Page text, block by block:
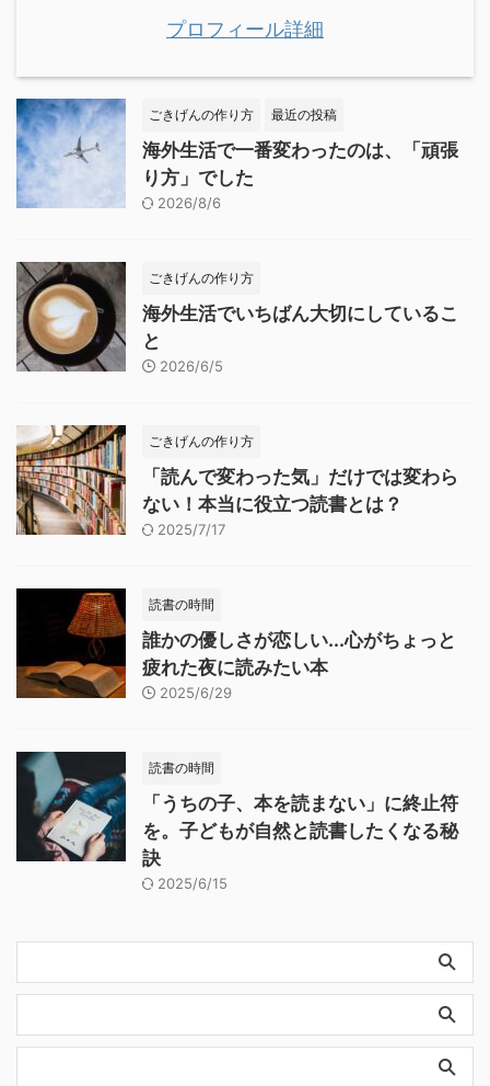
プロフィール詳細
ごきげんの作り方 最近の投稿
海外生活で一番変わったのは、「頑張
り方」でした
2026/8/6
ごきげんの作り方
海外生活でいちばん大切にしているこ
と
2026/6/5
ごきげんの作り方
「読んで変わった気」だけでは変わら
ない！本当に役立つ読書とは？
2025/7/17
読書の時間
誰かの優しさが恋しい...心がちょっと
疲れた夜に読みたい本
2025/6/29
読書の時間
「うちの子、本を読まない」に終止符
を。子どもが自然と読書したくなる秘
訣
2025/6/15